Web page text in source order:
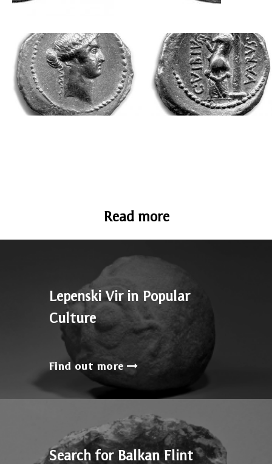
Read more
Lepenski Vir in Popular
Culture
Find out more
Search for Balkan Flint